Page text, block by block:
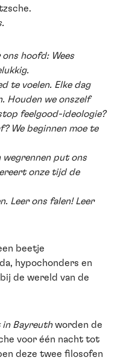
hoofd: Wees
te voelen. Elke dag
Houden we onszelf
feelgood-ideologie?
We beginnen moe te
wegrennen put ons
onze tijd de
Leer ons falen! Leer
beetje
hypochonders en
de wereld van de
Bayreuthworden de
voor één nacht tot
deze twee filosofen